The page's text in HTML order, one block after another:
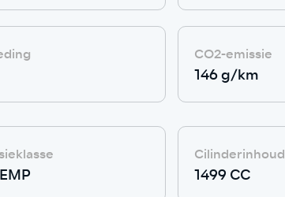
CO2-emissie
146 g/km
Cilinderinhoud
1499 CC